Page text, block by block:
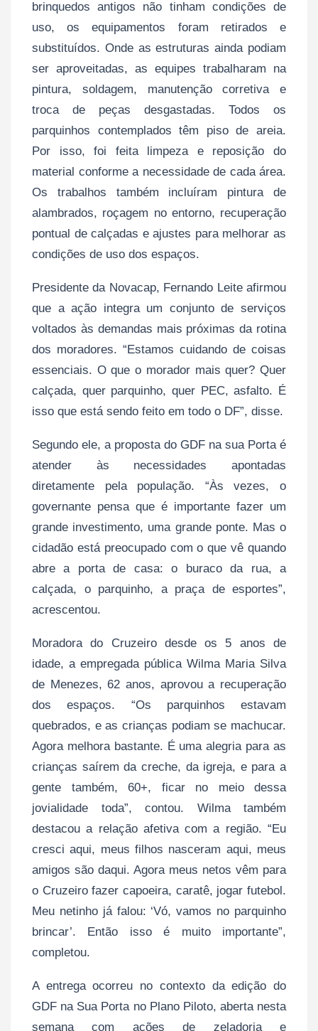
brinquedos antigos não tinham condições de
uso, os equipamentos foram retirados e
substituídos. Onde as estruturas ainda podiam
ser aproveitadas, as equipes trabalharam na
pintura, soldagem, manutenção corretiva e
troca de peças desgastadas. Todos os
parquinhos contemplados têm piso de areia.
Por isso, foi feita limpeza e reposição do
material conforme a necessidade de cada área.
Os trabalhos também incluíram pintura de
alambrados, roçagem no entorno, recuperação
pontual de calçadas e ajustes para melhorar as
condições de uso dos espaços.
Presidente da Novacap, Fernando Leite afirmou
que a ação integra um conjunto de serviços
voltados às demandas mais próximas da rotina
dos moradores. “Estamos cuidando de coisas
essenciais. O que o morador mais quer? Quer
calçada, quer parquinho, quer PEC, asfalto. É
isso que está sendo feito em todo o DF”, disse.
Segundo ele, a proposta do GDF na sua Porta é
atender às necessidades apontadas
diretamente pela população. “Às vezes, o
governante pensa que é importante fazer um
grande investimento, uma grande ponte. Mas o
cidadão está preocupado com o que vê quando
abre a porta de casa: o buraco da rua, a
calçada, o parquinho, a praça de esportes”,
acrescentou.
Moradora do Cruzeiro desde os 5 anos de
idade, a empregada pública Wilma Maria Silva
de Menezes, 62 anos, aprovou a recuperação
dos espaços. “Os parquinhos estavam
quebrados, e as crianças podiam se machucar.
Agora melhora bastante. É uma alegria para as
crianças saírem da creche, da igreja, e para a
gente também, 60+, ficar no meio dessa
jovialidade toda”, contou. Wilma também
destacou a relação afetiva com a região. “Eu
cresci aqui, meus filhos nasceram aqui, meus
amigos são daqui. Agora meus netos vêm para
o Cruzeiro fazer capoeira, caratê, jogar futebol.
Meu netinho já falou: ‘Vó, vamos no parquinho
brincar’. Então isso é muito importante”,
completou.
A entrega ocorreu no contexto da edição do
GDF na Sua Porta no Plano Piloto, aberta nesta
semana com ações de zeladoria e